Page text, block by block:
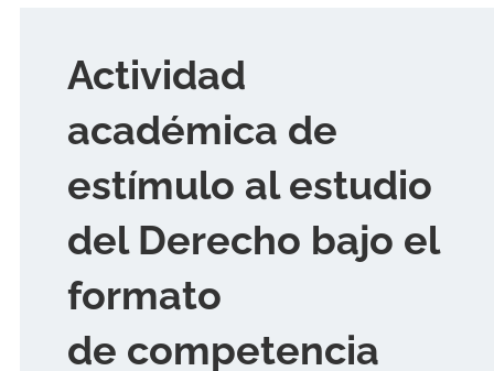
Actividad
académica de
estímulo al estudio
del Derecho bajo el
formato
de competencia